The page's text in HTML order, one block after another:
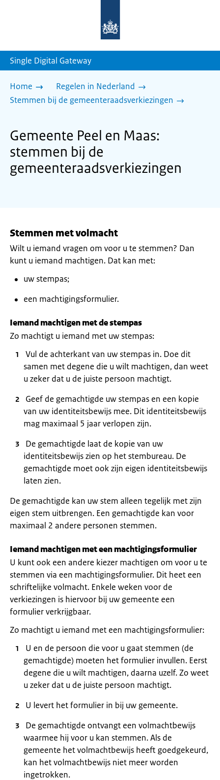
homepage
Single Digital Gateway
Home
Regelen in Nederland
Stemmen bij de gemeenteraadsverkiezingen
Gemeente Peel en Maas:
stemmen bij de
gemeenteraadsverkiezingen
Stemmen met volmacht
Wilt u iemand vragen om voor u te stemmen? Dan
kunt u iemand machtigen. Dat kan met:
uw stempas;
een machtigingsformulier.
Iemand machtigen met de stempas
Zo machtigt u iemand met uw stempas:
Vul de achterkant van uw stempas in. Doe dit
samen met degene die u wilt machtigen, dan weet
u zeker dat u de juiste persoon machtigt.
Geef de gemachtigde uw stempas en een kopie
van uw identiteitsbewijs mee. Dit identiteitsbewijs
mag maximaal 5 jaar verlopen zijn.
De gemachtigde laat de kopie van uw
identiteitsbewijs zien op het stembureau. De
gemachtigde moet ook zijn eigen identiteitsbewijs
laten zien.
De gemachtigde kan uw stem alleen tegelijk met zijn
eigen stem uitbrengen. Een gemachtigde kan voor
maximaal 2 andere personen stemmen.
Iemand machtigen met een machtigingsformulier
U kunt ook een andere kiezer machtigen om voor u te
stemmen via een machtigingsformulier. Dit heet een
schriftelijke volmacht. Enkele weken voor de
verkiezingen is hiervoor bij uw gemeente een
formulier verkrijgbaar.
Zo machtigt u iemand met een machtigingsformulier:
U en de persoon die voor u gaat stemmen (de
gemachtigde) moeten het formulier invullen. Eerst
degene die u wilt machtigen, daarna uzelf. Zo weet
u zeker dat u de juiste persoon machtigt.
U levert het formulier in bij uw gemeente.
De gemachtigde ontvangt een volmachtbewijs
waarmee hij voor u kan stemmen. Als de
gemeente het volmachtbewijs heeft goedgekeurd,
kan het volmachtbewijs niet meer worden
ingetrokken.